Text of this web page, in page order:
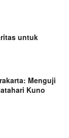
untuk
Menguji
Kuno